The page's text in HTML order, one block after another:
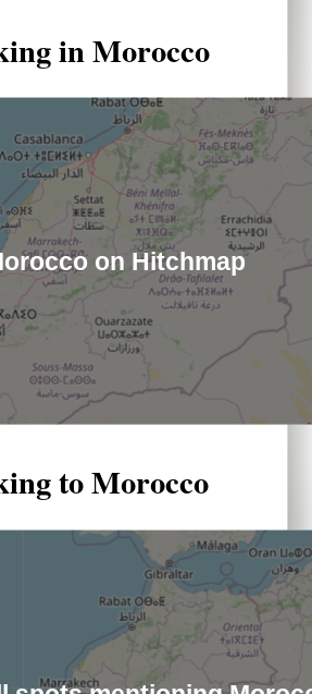
in Morocco
on Hitchmap
to Morocco